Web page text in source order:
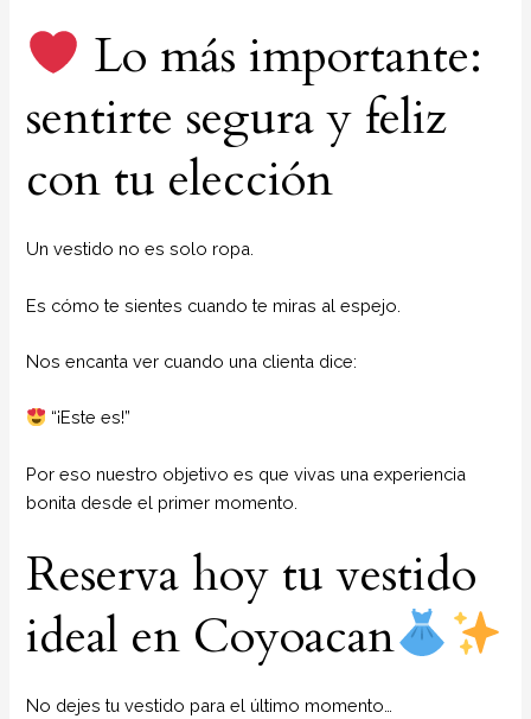
Lo más importante:
sentirte segura y feliz
con tu elección
Un vestido no es solo ropa.
Es cómo te sientes cuando te miras al espejo.
Nos encanta ver cuando una clienta dice:
“¡Este es!”
Por eso nuestro objetivo es que vivas una experiencia
bonita desde el primer momento.
Reserva hoy tu vestido
ideal en Coyoacan
No dejes tu vestido para el último momento…